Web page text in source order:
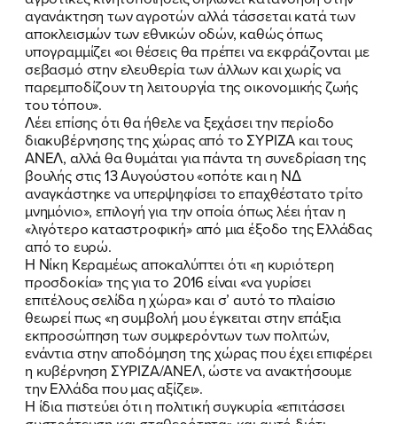
αγανάκτηση των αγροτών αλλά τάσσεται κατά των
αποκλεισμών των εθνικών οδών, καθώς όπως
υπογραμμίζει «οι θέσεις θα πρέπει να εκφράζονται με
σεβασμό στην ελευθερία των άλλων και χωρίς να
παρεμποδίζουν τη λειτουργία της οικονομικής ζωής
του τόπου».
Λέει επίσης ότι θα ήθελε να ξεχάσει την περίοδο
διακυβέρνησης της χώρας από το ΣΥΡΙΖΑ και τους
ΑΝΕΛ, αλλά θα θυμάται για πάντα τη συνεδρίαση της
βουλής στις 13 Αυγούστου «οπότε και η ΝΔ
αναγκάστηκε να υπερψηφίσει το επαχθέστατο τρίτο
μνημόνιο», επιλογή για την οποία όπως λέει ήταν η
«λιγότερο καταστροφική» από μια έξοδο της Ελλάδας
από το ευρώ.
Η Νίκη Κεραμέως αποκαλύπτει ότι «η κυριότερη
προσδοκία» της για το 2016 είναι «να γυρίσει
επιτέλους σελίδα η χώρα» και σ’ αυτό το πλαίσιο
θεωρεί πως «η συμβολή μου έγκειται στην επάξια
εκπροσώπηση των συμφερόντων των πολιτών,
ενάντια στην αποδόμηση της χώρας που έχει επιφέρει
η κυβέρνηση ΣΥΡΙΖΑ/ΑΝΕΛ, ώστε να ανακτήσουμε
την Ελλάδα που μας αξίζει».
Η ίδια πιστεύει ότι η πολιτική συγκυρία «επιτάσσει